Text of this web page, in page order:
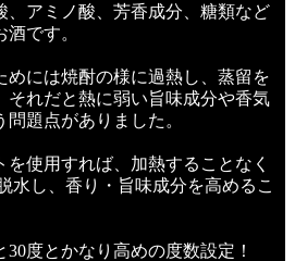
、アミノ酸、芳香成分、糖類など
です。
めには焼酎の様に過熱し、蒸留を
それだと熱に弱い旨味成分や香気
題点がありました。
を使用すれば、加熱することなく
水し、香り・旨味成分を高めるこ
度とかなり高めの度数設定！